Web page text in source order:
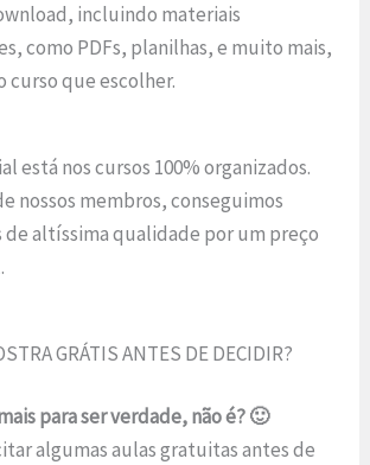
incluindo materiais
como PDFs, planilhas, e muito mais,
curso que escolher.
está nos cursos 100% organizados.
nossos membros, conseguimos
de altíssima qualidade por um preço
GRÁTIS ANTES DE DECIDIR?
para ser verdade, não é? 🙂
algumas aulas gratuitas antes de